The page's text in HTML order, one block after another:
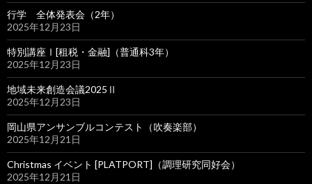
行学 全体発表会（2年）
2025年12月23日
特別講座Ⅰ[租税・金融]（普通科3年）
2025年12月23日
地域未来創造会議2025Ⅱ
2025年12月23日
岡山県アンサンブルコンテスト（吹奏楽部）
2025年12月21日
Christmas イベント [PLATPORT]（調理研究同好会）
2025年12月21日